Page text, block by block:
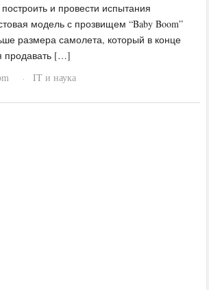
и провести испытания
модель с прозвищем “Baby Boom”
размера самолета, который в конце
продавать […]
· IT и наука